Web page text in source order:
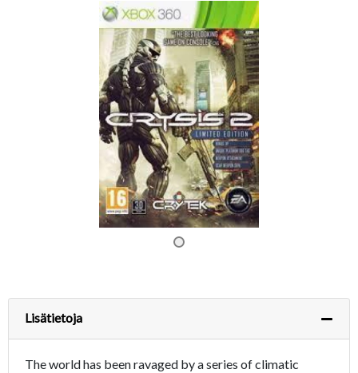
Lisätietoja
The world has been ravaged by a series of climatic